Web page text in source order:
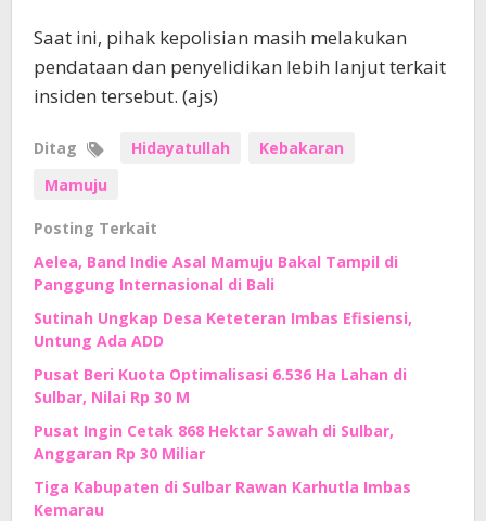
Saat ini, pihak kepolisian masih melakukan
pendataan dan penyelidikan lebih lanjut terkait
insiden tersebut. (ajs)
Ditag Hidayatullah
Kebakaran
Mamuju
Posting Terkait
Aelea, Band Indie Asal Mamuju Bakal Tampil di
Panggung Internasional di Bali
Sutinah Ungkap Desa Keteteran Imbas Efisiensi,
Untung Ada ADD
Pusat Beri Kuota Optimalisasi 6.536 Ha Lahan di
Sulbar, Nilai Rp 30 M
Pusat Ingin Cetak 868 Hektar Sawah di Sulbar,
Anggaran Rp 30 Miliar
Tiga Kabupaten di Sulbar Rawan Karhutla Imbas
Kemarau